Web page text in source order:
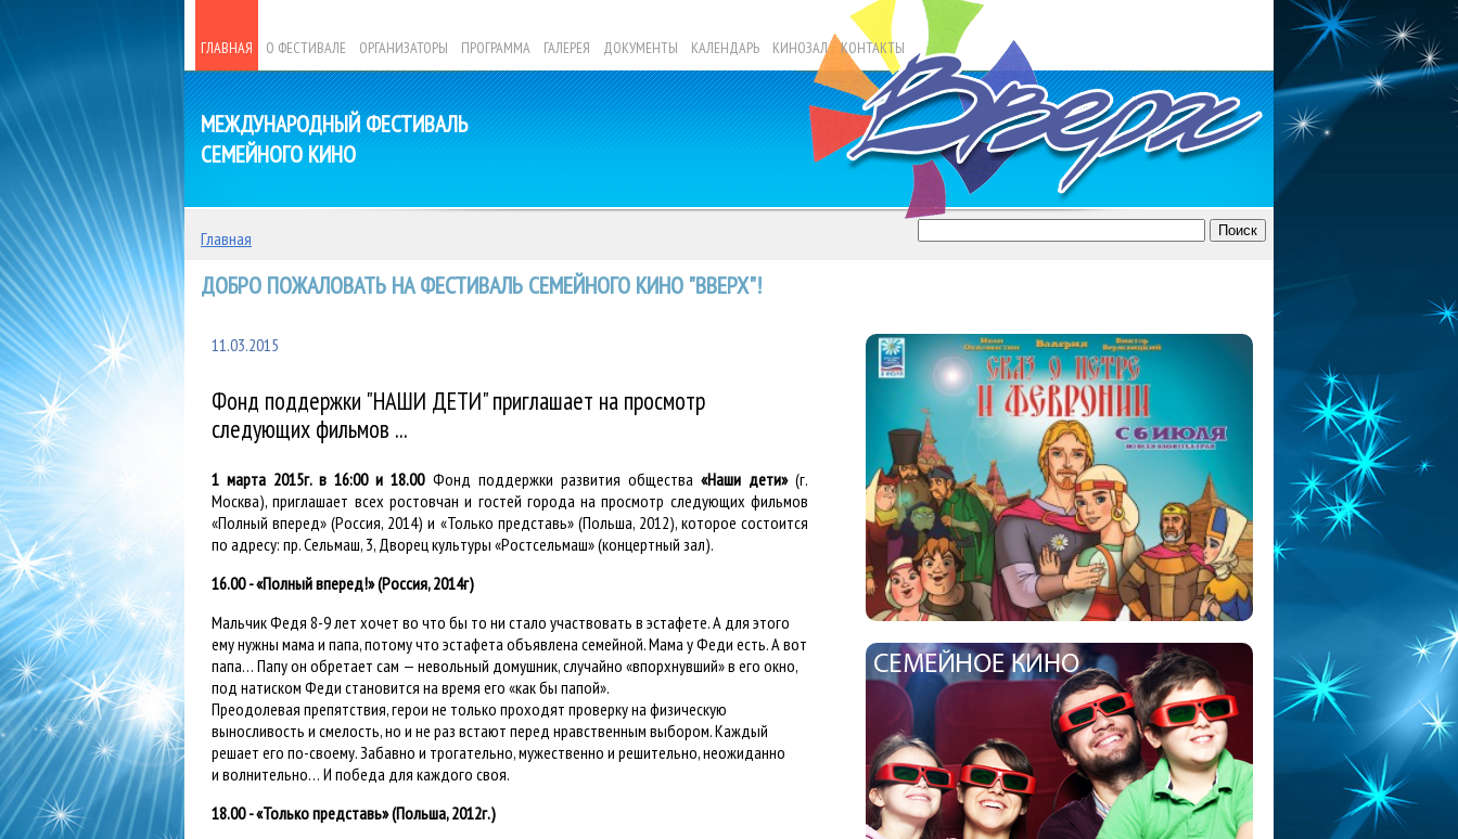
ГЛАВНАЯ О ФЕСТИВАЛЕ ОРГАНИЗАТОРЫ ПРОГРАММА ГАЛЕРЕЯ ДОКУМЕНТЫ КАЛЕНДАРЬ КИНОЗАЛ КОНТАКТЫ
МЕЖДУНАРОДНЫЙ ФЕСТИВАЛЬ
СЕМЕЙНОГО КИНО
Главная
ДОБРО ПОЖАЛОВАТЬ НА ФЕСТИВАЛЬ СЕМЕЙНОГО КИНО "ВВЕРХ"!
11.03.2015
Фонд поддержки "НАШИ ДЕТИ" приглашает на просмотр
следующих фильмов ...
1 марта 2015г. в 16:00 и 18.00Фонд поддержки развития общества «Наши дети»(г.
Москва), приглашает всех ростовчан и гостей города на просмотр следующих фильмов
«Полный вперед» (Россия, 2014) и «Только представь» (Польша, 2012), которое состоится
по адресу: пр. Сельмаш, 3, Дворец культуры «Ростсельмаш» (концертный зал).
16.00 - «Полный вперед!» (Россия, 2014г)
Мальчик Федя 8-9 лет хочет во что бы то ни стало участвовать в эстафете. А для этого
ему нужны мама и папа, потому что эстафета объявлена семейной. Мама у Феди есть. А вот
папа… Папу он обретает сам — невольный домушник, случайно «впорхнувший» в его окно,
под натиском Феди становится на время его «как бы папой».
Преодолевая препятствия, герои не только проходят проверку на физическую
выносливость и смелость, но и не раз встают перед нравственным выбором. Каждый
решает его по-своему. Забавно и трогательно, мужественно и решительно, неожиданно
и волнительно… И победа для каждого своя.
18.00 - «Только представь» (Польша, 2012г.)